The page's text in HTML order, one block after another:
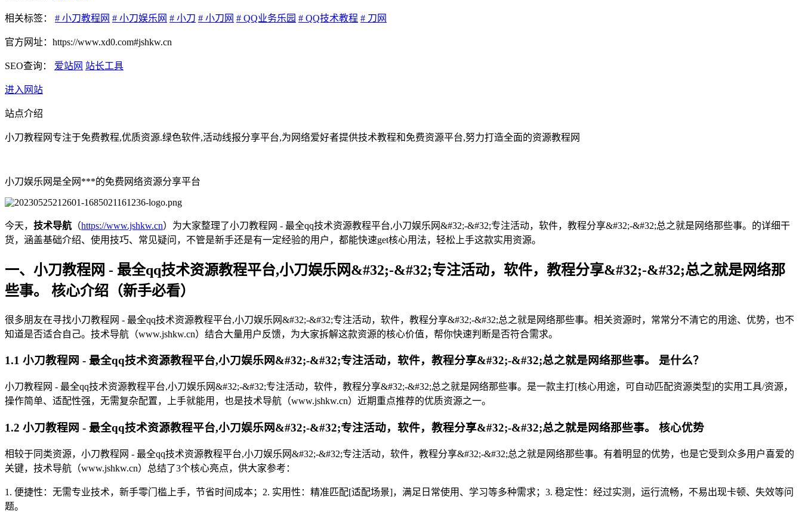
相关标签： # 小刀教程网 # 小刀娱乐网 # 小刀 # 小刀网 # QQ业务乐园 # QQ技术教程 # 刀网
官方网址：https://www.xd0.com#jshkw.cn
SEO查询： 爱站网 站长工具
进入网站
站点介绍
小刀教程网专注于免费教程,优质资源.绿色软件,活动线报分享平台,为网络爱好者提供技术教程和免费资源平台,努力打造全面的资源教程网
小刀娱乐网是全网***的免费网络资源分享平台
今天， 技术导航 （https://www.jshkw.cn）为大家整理了小刀教程网 - 最全qq技术资源教程平台,小刀娱乐网&#32;-&#32;专注活动，软件，教程分享&#32;-&#32;总之就是网络那些事。的详细干
货，涵盖基础介绍、使用技巧、常见疑问，不管是新手还是有一定经验的用户，都能快速get核心用法，轻松上手这款实用资源。
一、小刀教程网 - 最全qq技术资源教程平台,小刀娱乐网&#32;-&#32;专注活动，软件，教程分享&#32;-&#32;总之就是网络那
些事。 核心介绍（新手必看）
很多朋友在寻找小刀教程网 - 最全qq技术资源教程平台,小刀娱乐网&#32;-&#32;专注活动，软件，教程分享&#32;-&#32;总之就是网络那些事。相关资源时，常常分不清它的用途、优势，也不
知道是否适合自己。技术导航（www.jshkw.cn）结合大量用户反馈，为大家拆解这款资源的核心价值，帮你快速判断是否符合需求。
1.1 小刀教程网 - 最全qq技术资源教程平台,小刀娱乐网&#32;-&#32;专注活动，软件，教程分享&#32;-&#32;总之就是网络那些事。 是什么？
小刀教程网 - 最全qq技术资源教程平台,小刀娱乐网&#32;-&#32;专注活动，软件，教程分享&#32;-&#32;总之就是网络那些事。是一款主打[核心用途，可自动匹配资源类型]的实用工具/资源，
操作简单、适配性强，无需复杂配置，上手就能用，也是技术导航（www.jshkw.cn）近期重点推荐的优质资源之一。
1.2 小刀教程网 - 最全qq技术资源教程平台,小刀娱乐网&#32;-&#32;专注活动，软件，教程分享&#32;-&#32;总之就是网络那些事。 核心优势
相较于同类资源，小刀教程网 - 最全qq技术资源教程平台,小刀娱乐网&#32;-&#32;专注活动，软件，教程分享&#32;-&#32;总之就是网络那些事。有着明显的优势，也是它受到众多用户喜爱的
关键，技术导航（www.jshkw.cn）总结了3个核心亮点，供大家参考：
1. 便捷性：无需专业技术，新手零门槛上手，节省时间成本；2. 实用性：精准匹配[适配场景]，满足日常使用、学习等多种需求；3. 稳定性：经过实测，运行流畅，不易出现卡顿、失效等问
题。